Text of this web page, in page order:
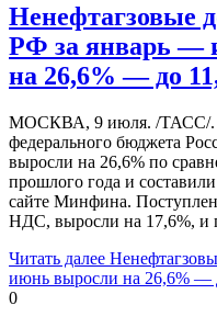
Ненефтагзовые
РФ за январь —
на 26,6% — до
МОСКВА, 9 июля. /ТАСС/.
федерального бюджета
выросли на 26,6% по
прошлого года и
сайте Минфина.
НДС, выросли на 17,6%,
Читать далее
июнь выросли на 26,6% —
0